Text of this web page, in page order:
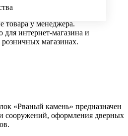
товара у менеджера.
для интернет-магазина и
магазинах.
«Рваный камень» предназначен
сооружений, оформления дверных